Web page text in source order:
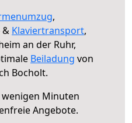
,
& Klaviertransport,
an der Ruhr,
Beiladung von
Bocholt.
Minuten
Angebote.